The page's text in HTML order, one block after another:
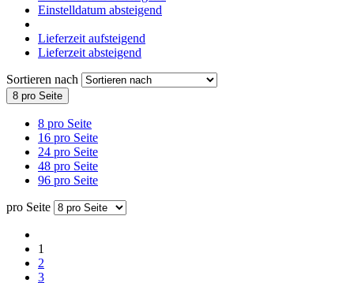
Einstelldatum absteigend
Lieferzeit aufsteigend
Lieferzeit absteigend
Sortieren nach
8 pro Seite
8 pro Seite
16 pro Seite
24 pro Seite
48 pro Seite
96 pro Seite
pro Seite
1
2
3